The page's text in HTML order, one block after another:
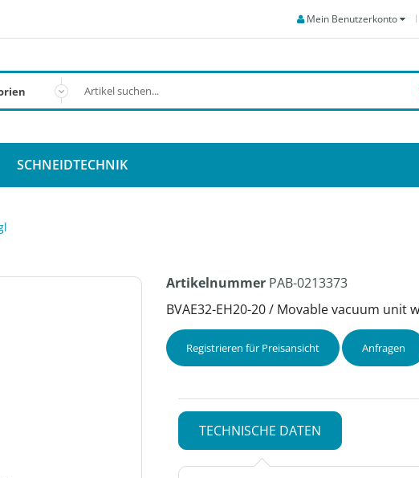
Mein Benutzerkonto
SCHNEIDTECHNIK
Artikelnummer PAB-0213373
BVAE32-EH20-20 / Movable vacuum unit
Registrieren für Preisansicht Anfragen
TECHNISCHE DATEN